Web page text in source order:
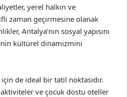
yerel halkın ve
zaman geçirmesine olanak
Antalya’nın sosyal yapısını
kültürel dinamizmini
de ideal bir tatil noktasıdır.
ve çocuk dostu oteller